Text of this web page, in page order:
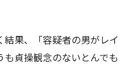
果、「容疑者の男がレイ
貞操観念のないとんでも